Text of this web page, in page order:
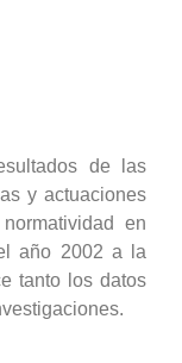
de las
y actuaciones
en
año 2002 a la
tanto los datos